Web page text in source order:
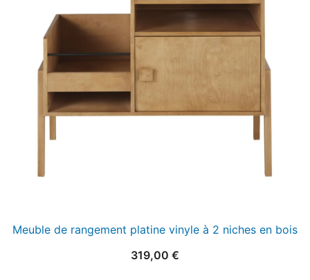
Meuble de rangement platine vinyle à 2 niches en bois
319,00 €